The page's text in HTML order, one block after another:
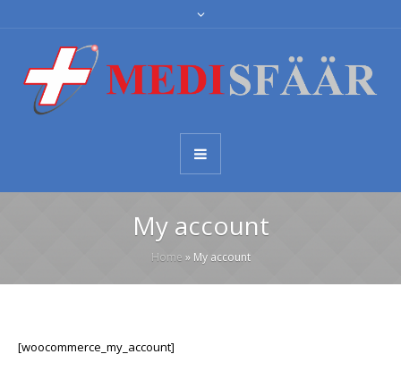
My account
Home » My account
[woocommerce_my_account]